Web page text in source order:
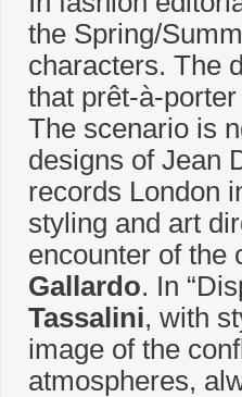
the Spring/
characters. The
that prêt-à-
The scenario is
designs of Jean
records London
styling and art
encounter of the
Gallardo. In
Tassalini, with
image of the
atmospheres,